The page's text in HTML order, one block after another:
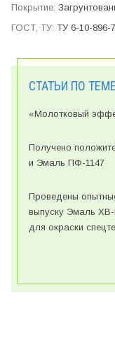
ТУ 6-10-896-
СТАТЬИ ПО
«Молотковый
Получено
и Эмаль ПФ-1147
Проведены
выпуску Эмаль ХВ-
для окраски